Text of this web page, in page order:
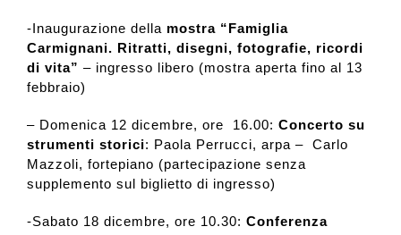
-Inaugurazione della mostra “Famiglia
Carmignani. Ritratti, disegni, fotografie, ricordi
di vita” – ingresso libero (mostra aperta fino al 13
febbraio)
– Domenica 12 dicembre, ore 16.00: Concerto su
strumenti storici: Paola Perrucci, arpa – Carlo
Mazzoli, fortepiano (partecipazione senza
supplemento sul biglietto di ingresso)
-Sabato 18 dicembre, ore 10.30: Conferenza